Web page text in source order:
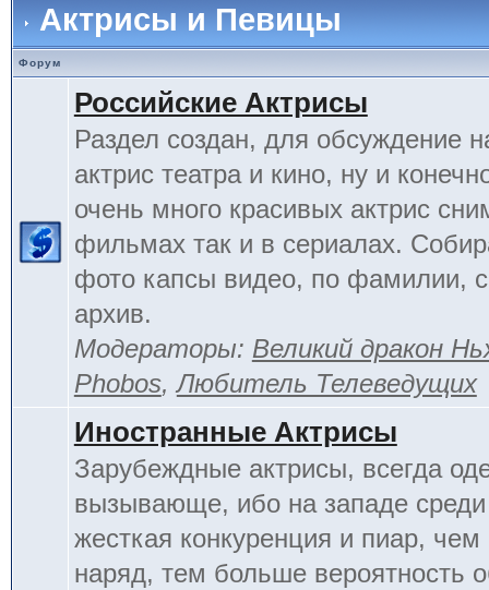
Актрисы и Певицы
Форум
Российские Актрисы
Раздел создан, для обсуждение
актрис театра и кино, ну и
очень много красивых актрис
фильмах так и в сериалах.
фото капсы видео, по фамилии,
архив.
Модераторы: Великий дракон
Phobos,Любитель Телеведущих
Иностранные Актрисы
Зарубеждные актрисы, всегда
вызывающе, ибо на западе среди
жесткая конкуренция и пиар, чем
наряд, тем больше вероятность